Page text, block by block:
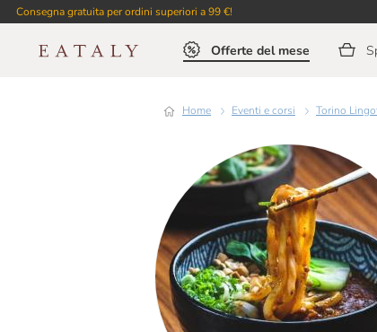
Consegna gratuita per ordini superiori a 99 €!
Offerte del mese
Home Eventi e corsi Torino